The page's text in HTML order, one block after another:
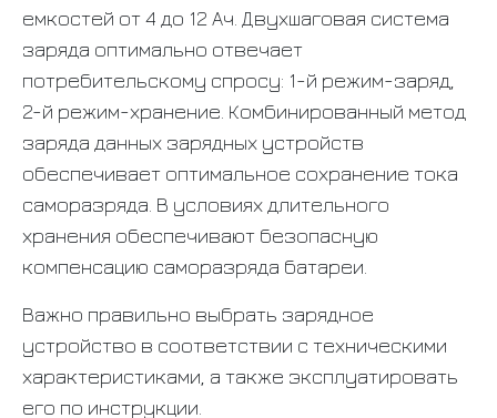
емкостей от 4 до 12 Ач. Двухшаговая система
заряда оптимально отвечает
потребительскому спросу: 1-й режим-заряд,
2-й режим-хранение. Комбинированный метод
заряда данных зарядных устройств
обеспечивает оптимальное сохранение тока
саморазряда. В условиях длительного
хранения обеспечивают безопасную
компенсацию саморазряда батареи.
Важно правильно выбрать зарядное
устройство в соответствии с техническими
характеристиками, а также эксплуатировать
его по инструкции.